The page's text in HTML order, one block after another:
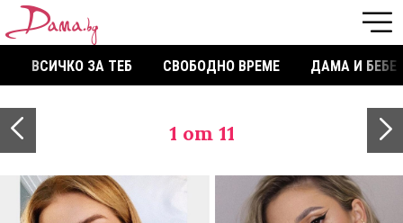
ВСИЧКО ЗА ТЕБ СВОБОДНО ВРЕМЕ ДАМА И БЕБЕ
1 от 11